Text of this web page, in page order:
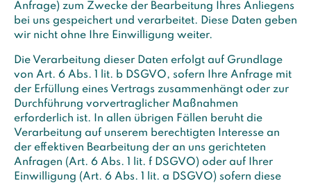
Anfrage) zum Zwecke der Bearbeitung Ihres Anliegens
bei uns gespeichert und verarbeitet. Diese Daten geben
wir nicht ohne Ihre Einwilligung weiter.
Die Verarbeitung dieser Daten erfolgt auf Grundlage
von Art. 6 Abs. 1 lit. b DSGVO, sofern Ihre Anfrage mit
der Erfüllung eines Vertrags zusammenhängt oder zur
Durchführung vorvertraglicher Maßnahmen
erforderlich ist. In allen übrigen Fällen beruht die
Verarbeitung auf unserem berechtigten Interesse an
der effektiven Bearbeitung der an uns gerichteten
Anfragen (Art. 6 Abs. 1 lit. f DSGVO) oder auf Ihrer
Einwilligung (Art. 6 Abs. 1 lit. a DSGVO) sofern diese